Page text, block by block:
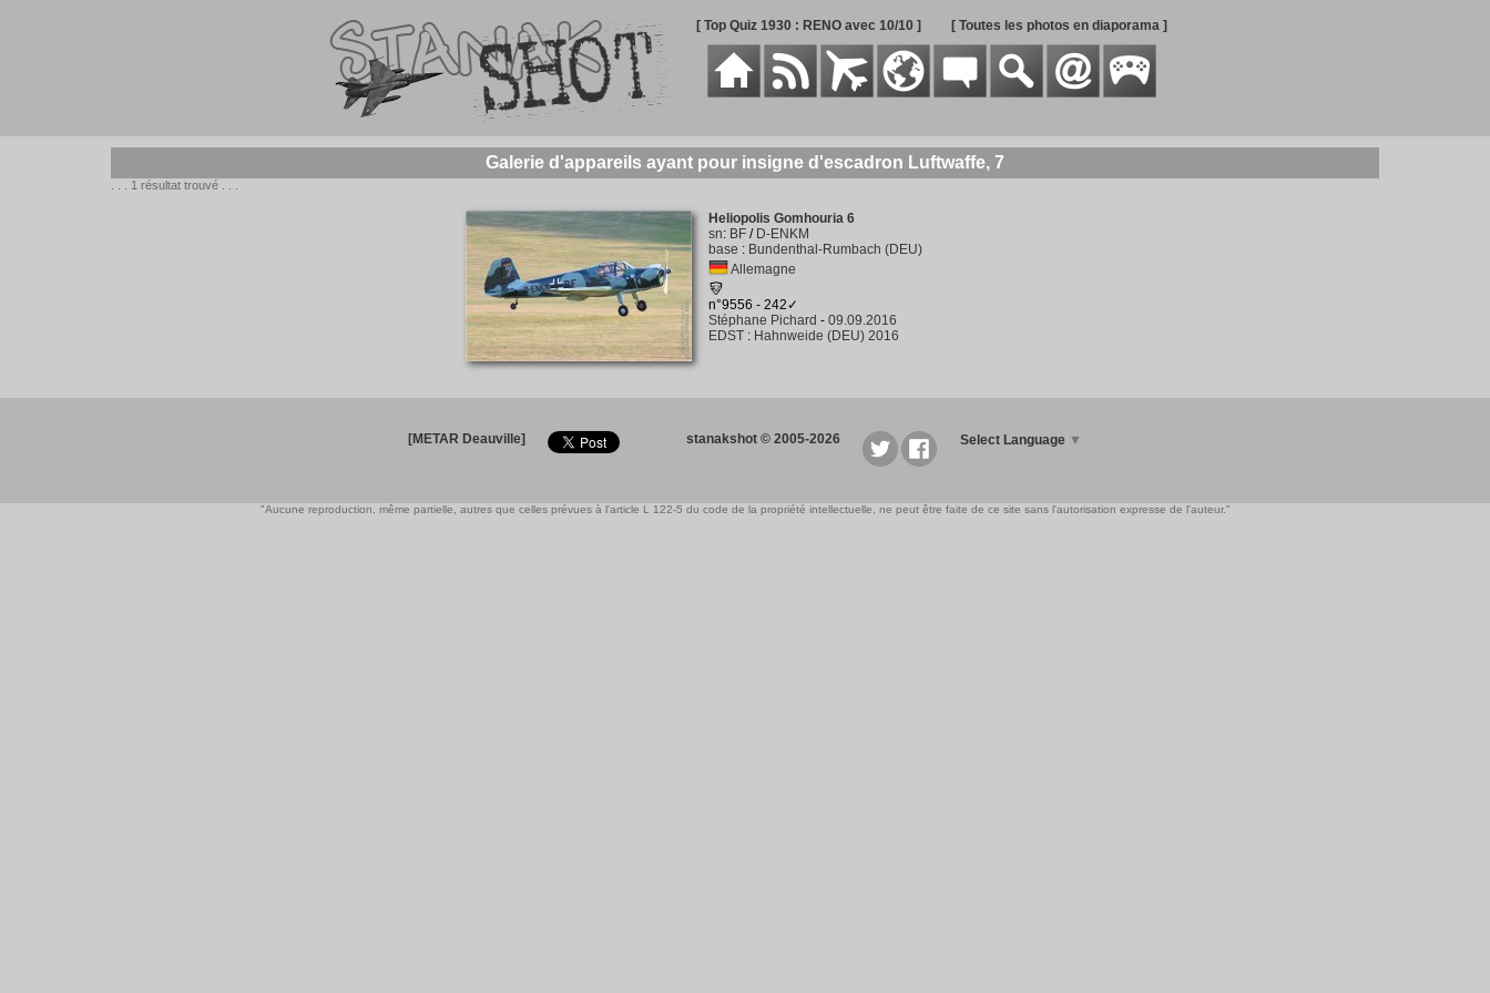
[ Top Quiz 1930 : RENO avec 10/10 ] [ Toutes les photos en diaporama ]
Galerie d'appareils ayant pour insigne d'escadron Luftwaffe, 7
. . . 1 résultat trouvé . . .
Heliopolis Gomhouria 6
sn: BF/ D-ENKM
base : Bundenthal-Rumbach (DEU)
Allemagne
n°9556 - 242✓
Stéphane Pichard - 09.09.2016
EDST: Hahnweide (DEU) 2016
[METAR Deauville] stanakshot © 2005-2026 Select Language ▼
"Aucune reproduction, même partielle, autres que celles prévues à l'article L 122-5 du code de la propriété intellectuelle, ne peut être faite de ce site sans l'autorisation expresse de l'auteur."